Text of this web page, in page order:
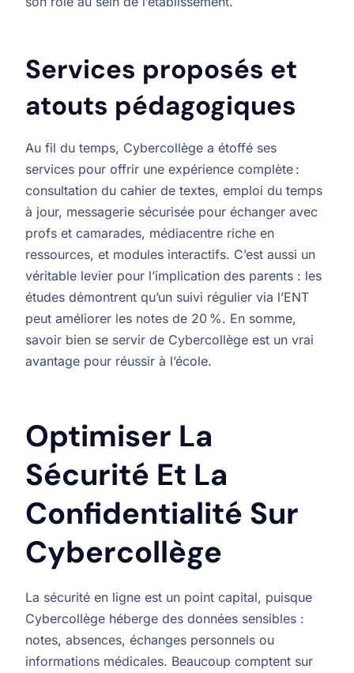
Services proposés et
atouts pédagogiques
Au fil du temps, Cybercollège a étoffé ses
services pour offrir une expérience complète :
consultation du cahier de textes, emploi du temps
à jour, messagerie sécurisée pour échanger avec
profs et camarades, médiacentre riche en
ressources, et modules interactifs. C’est aussi un
véritable levier pour l’implication des parents : les
études démontrent qu’un suivi régulier via l’ENT
peut améliorer les notes de 20 %. En somme,
savoir bien se servir de Cybercollège est un vrai
avantage pour réussir à l’école.
Optimiser La
Sécurité Et La
Confidentialité Sur
Cybercollège
La sécurité en ligne est un point capital, puisque
Cybercollège héberge des données sensibles :
notes, absences, échanges personnels ou
informations médicales. Beaucoup comptent sur